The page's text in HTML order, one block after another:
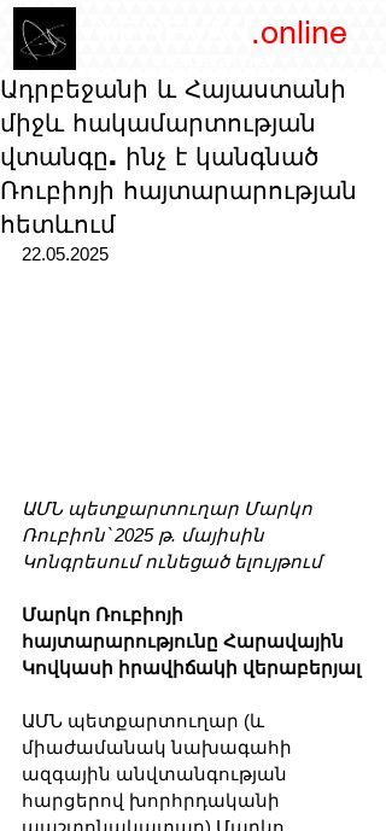
.online
Ադրբեջանի և Հայաստանի
միջև հակամարտության
վտանգը. ինչ է կանգնած
Ռուբիոյի հայտարարության
հետևում
22.05.2025
ԱՄՆ պետքարտուղար Մարկո
Ռուբիոն՝ 2025 թ. մայիսին
Կոնգրեսում ունեցած ելույթում
Մարկո Ռուբիոյի
հայտարարությունը Հարավային
Կովկասի իրավիճակի վերաբերյալ
ԱՄՆ պետքարտուղար (և
միաժամանակ նախագահի
ազգային անվտանգության
հարցերով խորհրդականի